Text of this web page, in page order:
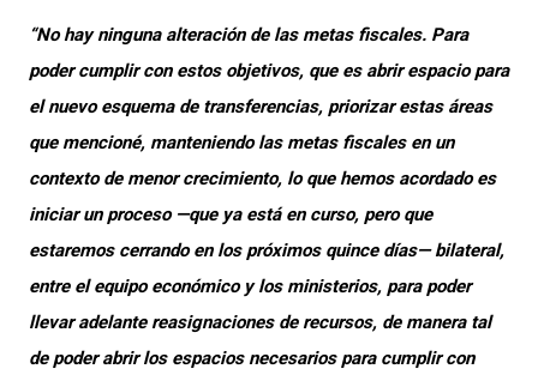
“No hay ninguna alteración de las metas fiscales. Para
poder cumplir con estos objetivos, que es abrir espacio para
el nuevo esquema de transferencias, priorizar estas áreas
que mencioné, manteniendo las metas fiscales en un
contexto de menor crecimiento, lo que hemos acordado es
iniciar un proceso —que ya está en curso, pero que
estaremos cerrando en los próximos quince días— bilateral,
entre el equipo económico y los ministerios, para poder
llevar adelante reasignaciones de recursos, de manera tal
de poder abrir los espacios necesarios para cumplir con